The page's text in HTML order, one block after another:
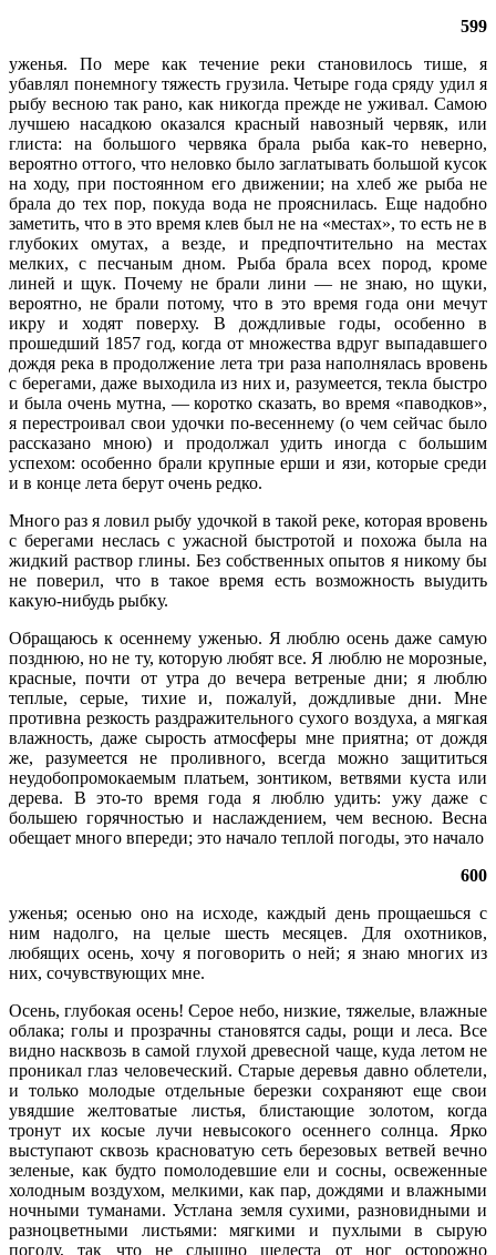
599
уженья. По мере как течение реки становилось тише, я
убавлял понемногу тяжесть грузила. Четыре года сряду удил я
рыбу весною так рано, как никогда прежде не уживал. Самою
лучшею насадкою оказался красный навозный червяк, или
глиста: на большого червяка брала рыба как-то неверно,
вероятно оттого, что неловко было заглатывать большой кусок
на ходу, при постоянном его движении; на хлеб же рыба не
брала до тех пор, покуда вода не прояснилась. Еще надобно
заметить, что в это время клев был не на «местах», то есть не в
глубоких омутах, а везде, и предпочтительно на местах
мелких, с песчаным дном. Рыба брала всех пород, кроме
линей и щук. Почему не брали лини — не знаю, но щуки,
вероятно, не брали потому, что в это время года они мечут
икру и ходят поверху. В дождливые годы, особенно в
прошедший 1857 год, когда от множества вдруг выпадавшего
дождя река в продолжение лета три раза наполнялась вровень
с берегами, даже выходила из них и, разумеется, текла быстро
и была очень мутна, — коротко сказать, во время «паводков»,
я перестроивал свои удочки по-весеннему (о чем сейчас было
рассказано мною) и продолжал удить иногда с большим
успехом: особенно брали крупные ерши и язи, которые среди
и в конце лета берут очень редко.
Много раз я ловил рыбу удочкой в такой реке, которая вровень
с берегами неслась с ужасной быстротой и похожа была на
жидкий раствор глины. Без собственных опытов я никому бы
не поверил, что в такое время есть возможность выудить
какую-нибудь рыбку.
Обращаюсь к осеннему уженью. Я люблю осень даже самую
позднюю, но не ту, которую любят все. Я люблю не морозные,
красные, почти от утра до вечера ветреные дни; я люблю
теплые, серые, тихие и, пожалуй, дождливые дни. Мне
противна резкость раздражительного сухого воздуха, а мягкая
влажность, даже сырость атмосферы мне приятна; от дождя
же, разумеется не проливного, всегда можно защититься
неудобопромокаемым платьем, зонтиком, ветвями куста или
дерева. В это-то время года я люблю удить: ужу даже с
большею горячностью и наслаждением, чем весною. Весна
обещает много впереди; это начало теплой погоды, это начало
600
уженья; осенью оно на исходе, каждый день прощаешься с
ним надолго, на целые шесть месяцев. Для охотников,
любящих осень, хочу я поговорить о ней; я знаю многих из
них, сочувствующих мне.
Осень, глубокая осень! Серое небо, низкие, тяжелые, влажные
облака; голы и прозрачны становятся сады, рощи и леса. Все
видно насквозь в самой глухой древесной чаще, куда летом не
проникал глаз человеческий. Старые деревья давно облетели,
и только молодые отдельные березки сохраняют еще свои
увядшие желтоватые листья, блистающие золотом, когда
тронут их косые лучи невысокого осеннего солнца. Ярко
выступают сквозь красноватую сеть березовых ветвей вечно
зеленые, как будто помолодевшие ели и сосны, освеженные
холодным воздухом, мелкими, как пар, дождями и влажными
ночными туманами. Устлана земля сухими, разновидными и
разноцветными листьями: мягкими и пухлыми в сырую
погоду, так что не слышно шелеста от ног осторожно